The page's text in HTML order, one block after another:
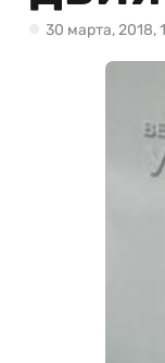
30 марта, 2018,